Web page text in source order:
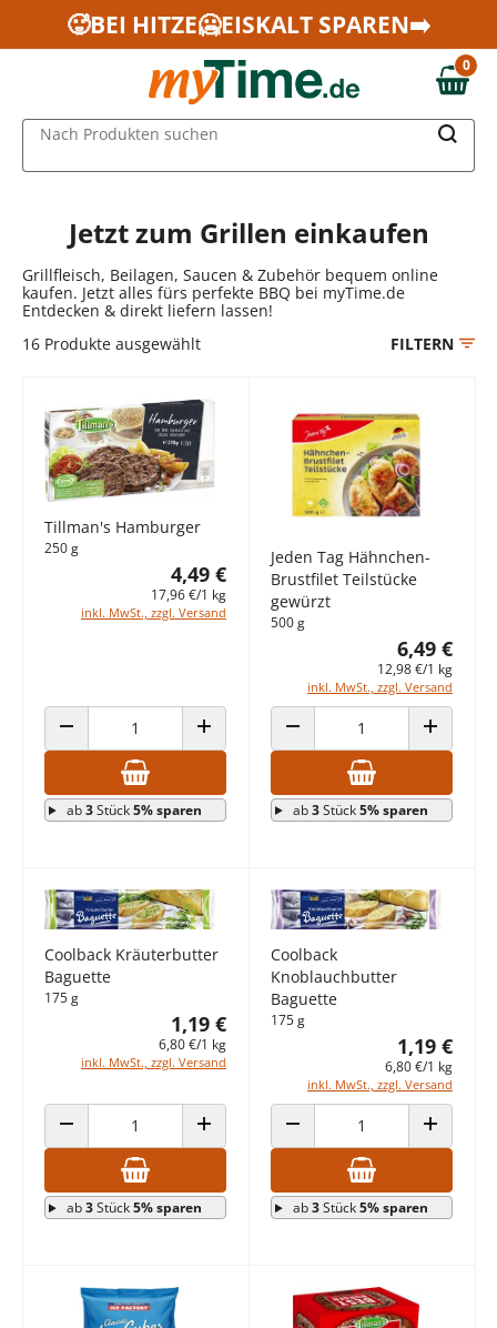
Zum Hauptinhalt springen
Zur Navigation springen
Zur Suche springen
🥵BEI HITZE🥶EISKALT SPAREN➡️
0,00 €
0
Nach Produkten suchen
Jetzt zum Grillen einkaufen
Grillfleisch, Beilagen, Saucen & Zubehör bequem online
kaufen. Jetzt alles fürs perfekte BBQ bei myTime.de
Entdecken & direkt liefern lassen!
16 Produkte ausgewählt FILTERN
Tillman's Hamburger
250 g
4,49 €
17,96 €/1 kg
inkl. MwSt., zzgl. Versand
ANZAHL VERRINGERN ANZAHL ERHÖHEN
ab3Stück5% sparen
Jeden Tag Hähnchen-
Brustfilet Teilstücke
gewürzt
500 g
6,49 €
12,98 €/1 kg
inkl. MwSt., zzgl. Versand
ANZAHL VERRINGERN ANZAHL
ab3Stück5% sparen
Coolback Kräuterbutter
Baguette
175 g
1,19 €
6,80 €/1 kg
inkl. MwSt., zzgl. Versand
ANZAHL VERRINGERN ANZAHL ERHÖHEN
ab3Stück5% sparen
Coolback
Knoblauchbutter
Baguette
175 g
1,19 €
6,80 €/1 kg
inkl. MwSt., zzgl. Versand
ANZAHL VERRINGERN ANZAHL
ab3Stück5% sparen